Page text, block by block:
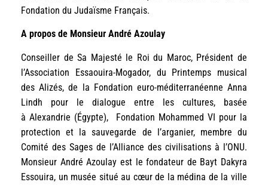
Fondation du Judaïsme Français.
A propos de Monsieur André Azoulay
Conseiller de Sa Majesté le Roi du Maroc, Président de
l’Association Essaouira-Mogador, du Printemps musical
des Alizés, de la Fondation euro-méditerranéenne Anna
Lindh pour le dialogue entre les cultures, basée
à Alexandrie (Égypte), Fondation Mohammed VI pour la
protection et la sauvegarde de l’arganier, membre du
Comité des Sages de l’Alliance des civilisations à l’ONU.
Monsieur André Azoulay est le fondateur de Bayt Dakyra
Essouira, un musée situé au cœur de la médina de la ville